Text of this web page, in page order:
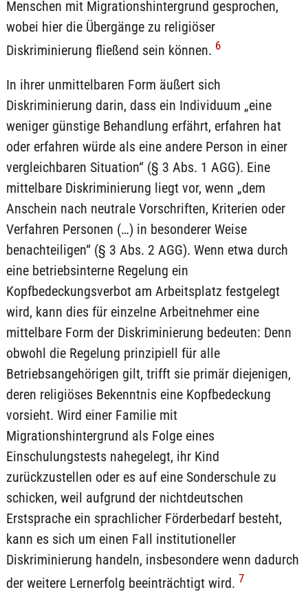
Menschen mit Migrationshintergrund gesprochen,
wobei hier die Übergänge zu religiöser
Diskriminierung fließend sein können. 6
In ihrer unmittelbaren Form äußert sich
Diskriminierung darin, dass ein Individuum „eine
weniger günstige Behandlung erfährt, erfahren hat
oder erfahren würde als eine andere Person in einer
vergleichbaren Situation“ (§ 3 Abs. 1 AGG). Eine
mittelbare Diskriminierung liegt vor, wenn „dem
Anschein nach neutrale Vorschriften, Kriterien oder
Verfahren Personen (…) in besonderer Weise
benachteiligen“ (§ 3 Abs. 2 AGG). Wenn etwa durch
eine betriebsinterne Regelung ein
Kopfbedeckungsverbot am Arbeitsplatz festgelegt
wird, kann dies für einzelne Arbeitnehmer eine
mittelbare Form der Diskriminierung bedeuten: Denn
obwohl die Regelung prinzipiell für alle
Betriebsangehörigen gilt, trifft sie primär diejenigen,
deren religiöses Bekenntnis eine Kopfbedeckung
vorsieht. Wird einer Familie mit
Migrationshintergrund als Folge eines
Einschulungstests nahegelegt, ihr Kind
zurückzustellen oder es auf eine Sonderschule zu
schicken, weil aufgrund der nichtdeutschen
Erstsprache ein sprachlicher Förderbedarf besteht,
kann es sich um einen Fall institutioneller
Diskriminierung handeln, insbesondere wenn dadurch
der weitere Lernerfolg beeinträchtigt wird. 7